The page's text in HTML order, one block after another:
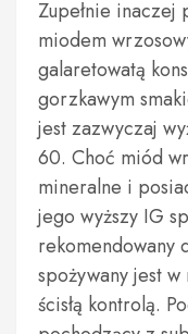
Zupełnie inaczej
miodem
galaretowatą
gorzkawym
jest zazwyczaj
60. Choć miód
mineralne i
jego wyższy IG
rekomendowany
spożywany jest
ścisłą kontrolą.